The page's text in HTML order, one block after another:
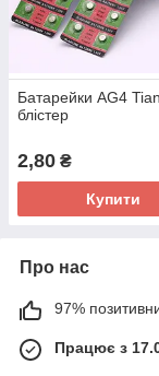
Батарейки AG4
блістер
2,80 ₴
Купити
Про нас
97%
Працює з